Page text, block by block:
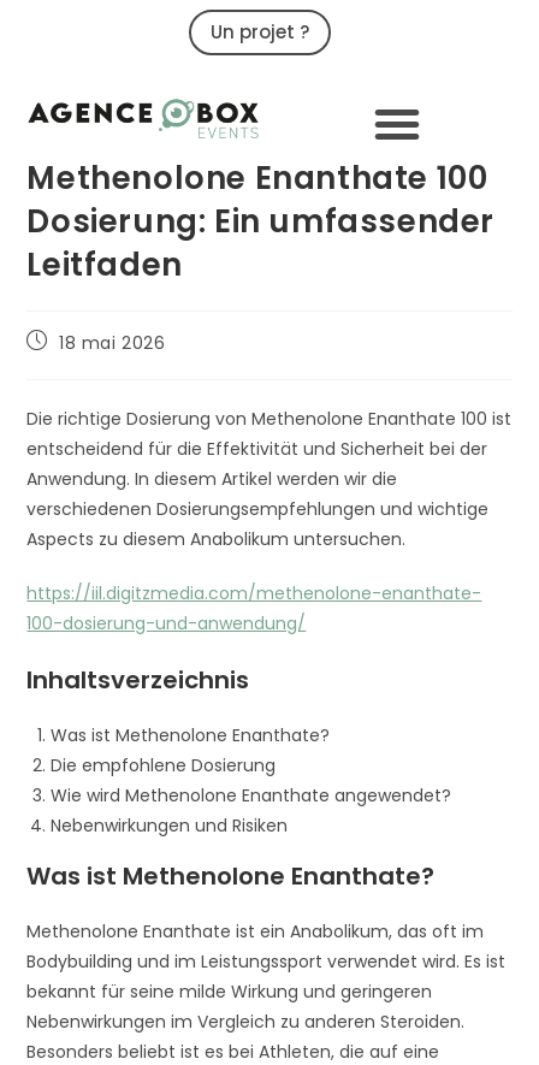
Un projet ?
Methenolone Enanthate 100
Dosierung: Ein umfassender
Leitfaden
18 mai 2026
Die richtige Dosierung von Methenolone Enanthate 100 ist
entscheidend für die Effektivität und Sicherheit bei der
Anwendung. In diesem Artikel werden wir die
verschiedenen Dosierungsempfehlungen und wichtige
Aspects zu diesem Anabolikum untersuchen.
https://iil.digitzmedia.com/methenolone-enanthate-
100-dosierung-und-anwendung/
Inhaltsverzeichnis
Was ist Methenolone Enanthate?
Die empfohlene Dosierung
Wie wird Methenolone Enanthate angewendet?
Nebenwirkungen und Risiken
Was ist Methenolone Enanthate?
Methenolone Enanthate ist ein Anabolikum, das oft im
Bodybuilding und im Leistungssport verwendet wird. Es ist
bekannt für seine milde Wirkung und geringeren
Nebenwirkungen im Vergleich zu anderen Steroiden.
Besonders beliebt ist es bei Athleten, die auf eine